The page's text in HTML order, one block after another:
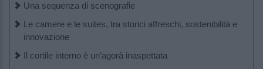
Una sequenza di scenografie
Le camere e le suites, tra storici affreschi, sostenibilità e
innovazione
Il cortile interno è un’agorà inaspettata